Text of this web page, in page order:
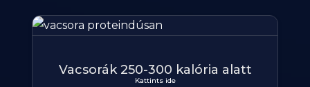
Vacsorák 250-300 kalória alatt
Kattints ide